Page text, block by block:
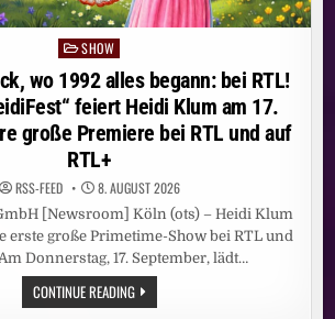
Posted
in
SHOW
wo 1992 alles begann: bei RTL!
feiert Heidi Klum am 17.
große Premiere bei RTL und auf
RTL+
RSS-FEED 8. AUGUST 2026
[Newsroom] Köln (ots) – Heidi Klum
erste große Primetime-Show bei RTL und
Donnerstag, 17. September, lädt…
CONTINUE READINGHEIDI
IST